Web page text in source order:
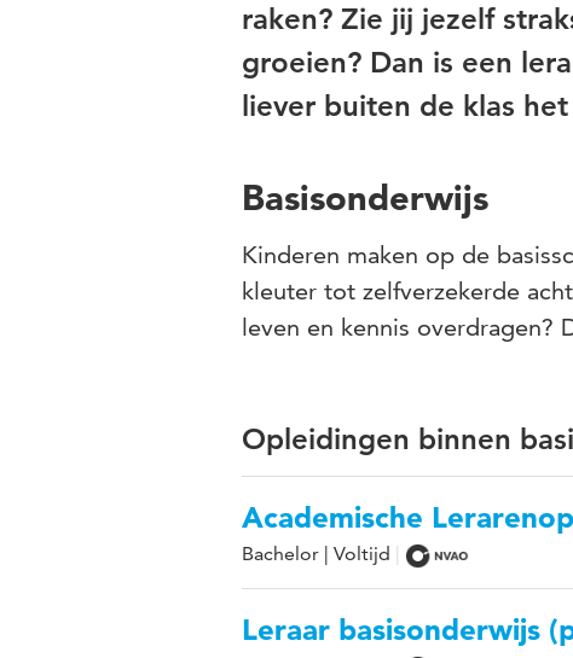
raken? Zie jij jezelf
groeien? Dan is een
liever buiten de klas
Basisonderwijs
Kinderen maken op de
kleuter tot zelfverzekerde
leven en kennis overdragen?
Opleidingen binnen
Academische
Bachelor | Voltijd
Leraar basisonderwijs